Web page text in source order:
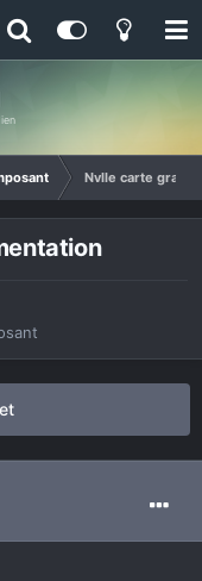
Nvlle carte